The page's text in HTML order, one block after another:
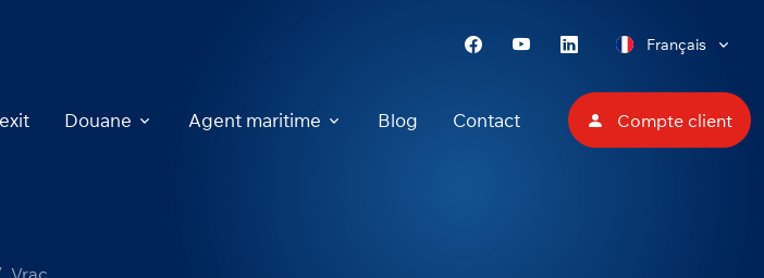
Français
Douane Agent maritime Blog Contact Compte client
Vrac